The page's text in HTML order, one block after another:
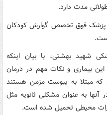
مدت دارد.
پزشک فوق تخصص گوارش کودکان
شهید بهشتی، با بیان اینکه
این بیماری و نکات مهم در درمان
که مبتلا به یبوست مزمن هستند
آنها به عنوان مشکلی ثانویه مثل
محیطی تحمیل شده است.